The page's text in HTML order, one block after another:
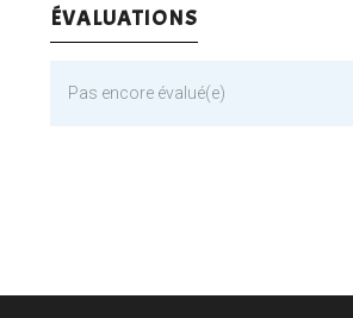
ÉVALUATIONS
Pas encore évalué(e)